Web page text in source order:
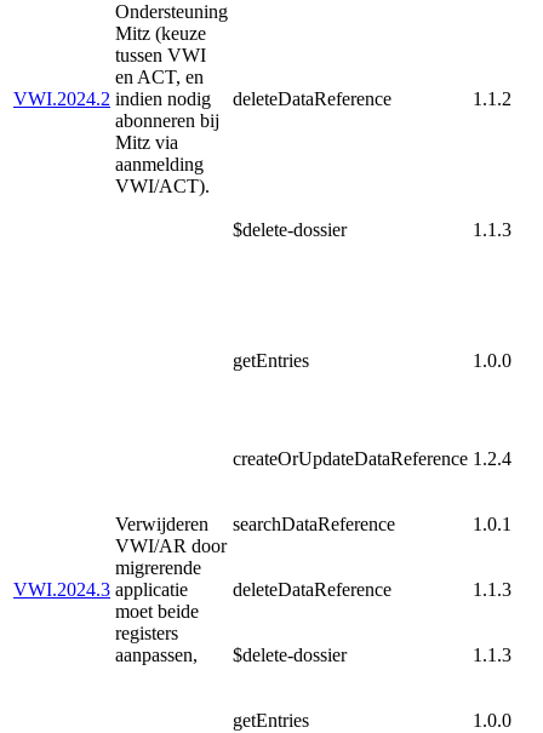
VWI.2024.2
Ondersteuning
Mitz (keuze
tussen VWI
en ACT, en
indien nodig
abonneren bij
Mitz via
aanmelding
VWI/ACT).
deleteDataReference 1.1.2
$delete-dossier 1.1.3
getEntries 1.0.0
VWI.2024.3
Verwijderen
VWI/AR door
migrerende
applicatie
moet beide
registers
aanpassen,
createOrUpdateDataReference 1.2.4
searchDataReference 1.0.1
deleteDataReference 1.1.3
$delete-dossier 1.1.3
getEntries 1.0.0